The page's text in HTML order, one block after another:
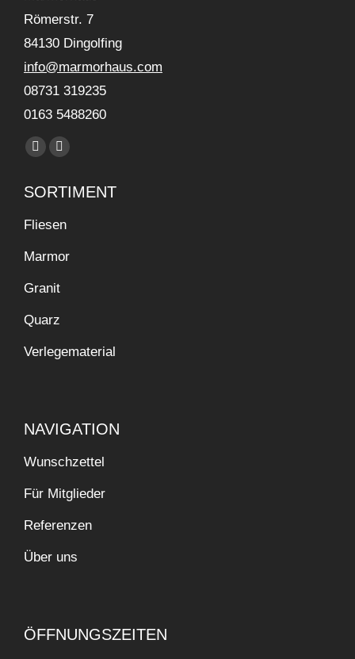
Römerstr. 7
84130 Dingolfing
info@marmorhaus.com
08731 319235
0163 5488260
Find us on:
Facebook
opens
in
window
Instagram
opens
window
SORTIMENT
Fliesen
Marmor
Granit
Quarz
Verlegematerial
NAVIGATION
Wunschzettel
Für Mitglieder
Referenzen
Über uns
ÖFFNUNGSZEITEN